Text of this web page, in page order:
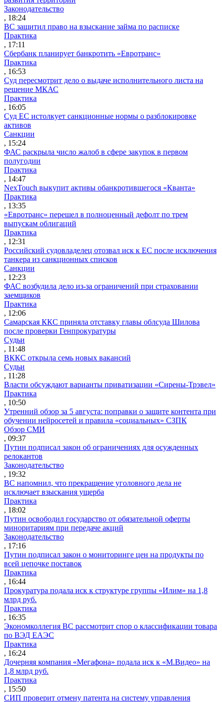
Законодательство
, 18:24
ВС защитил право на взыскание займа по расписке
Практика
, 17:11
Сбербанк планирует банкротить «Евротранс»
Практика
, 16:53
Суд пересмотрит дело о выдаче исполнительного листа на
решение МКАС
Практика
, 16:05
Суд ЕС истолкует санкционные нормы о разблокировке
активов
Санкции
, 15:24
ФАС раскрыла число жалоб в сфере закупок в первом
полугодии
Практика
, 14:47
NexTouch выкупит активы обанкротившегося «Кванта»
Практика
, 13:35
«Евротранс» перешел в полноценный дефолт по трем
выпускам облигаций
Практика
, 12:31
Российский судовладелец отозвал иск к ЕС после исключения
танкера из санкционных списков
Санкции
, 12:23
ФАС возбудила дело из-за ограничений при страховании
заемщиков
Практика
, 12:06
Самарская ККС приняла отставку главы облсуда Шилова
после проверки Генпрокуратуры
Судьи
, 11:48
ВККС открыла семь новых вакансий
Судьи
, 11:28
Власти обсуждают варианты приватизации «Сирены-Трэвел»
Практика
, 10:50
Утренний обзор за 5 августа: поправки о защите контента при
обучении нейросетей и правила «социальных» СЗПК
Обзор СМИ
, 09:37
Путин подписал закон об ограничениях для осужденных
релокантов
Законодательство
, 19:32
ВС напомнил, что прекращение уголовного дела не
исключает взыскания ущерба
Практика
, 18:02
Путин освободил государство от обязательной оферты
миноритариям при передаче акций
Законодательство
, 17:16
Путин подписал закон о мониторинге цен на продукты по
всей цепочке поставок
Практика
, 16:44
Прокуратура подала иск к структуре группы «Илим» на 1,8
млрд руб.
Практика
, 16:35
Экономколлегия ВС рассмотрит спор о классификации товара
по ВЭД ЕАЭС
Практика
, 16:24
Дочерняя компания «Мегафона» подала иск к «М.Видео» на
1,8 млрд руб.
Практика
, 15:50
СИП проверит отмену патента на систему управления